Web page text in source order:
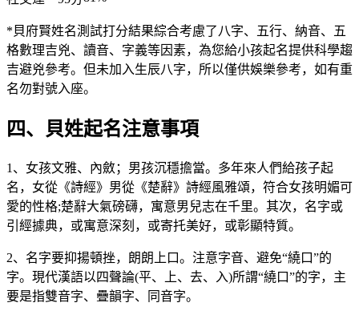
*貝府賢姓名測試打分結果綜合考慮了八字、五行、納音、五
格數理吉兇、讀音、字義等因素，為您給小孩起名提供科學趨
吉避兇參考。但未加入生辰八字，所以僅供娛樂參考，如有重
名勿對號入座。
四、貝姓起名注意事項
1、女孩文雅、內斂；男孩沉穩擔當。多年來人們給孩子起
名，女從《詩經》男從《楚辭》詩經風雅頌，符合女孩明媚可
愛的性格;楚辭大氣磅礴，寓意男兒志在千里。其次，名字或
引經據典，或寓意深刻，或寄托美好，或彰顯特質。
2、名字要抑揚頓挫，朗朗上口。注意字音、避免“繞口”的
字。現代漢語以四聲論(平、上、去、入)所謂“繞口”的字，主
要是指雙音字、疊韻字、同音字。